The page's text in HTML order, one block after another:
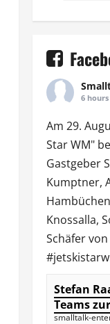
6
Am 29.
Star WM"
Gastgeber
Kumptner,
Hambüchen
Knossalla,
Schäfer von
Stefan
Teams
smalltalk-